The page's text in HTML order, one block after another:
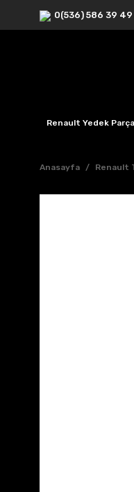
0(536) 586 39 49
Renault Yedek Parça
Anasayfa Renault